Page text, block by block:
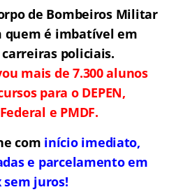
de Bombeiros Militar
quem é imbatível em
policiais.
mais de 7.300 alunos
para o DEPEN,
e PMDF.
com início imediato,
e parcelamento em
sem juros!